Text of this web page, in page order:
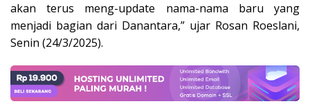
akan terus meng-update nama-nama baru yang
menjadi bagian dari Danantara,” ujar Rosan Roeslani,
Senin (24/3/2025).